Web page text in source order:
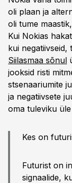
oli plaan ja
oli tume
Kui Nokias
kui negatiivseid,
Siilasmaa sõnul
jooksid risti
stsenaariumite
ja negatiivsete
oma tuleviku
Kes on
Futurist on
signaalide,